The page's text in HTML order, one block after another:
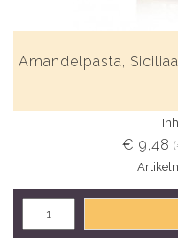
Amandelpasta,
€ 9,48